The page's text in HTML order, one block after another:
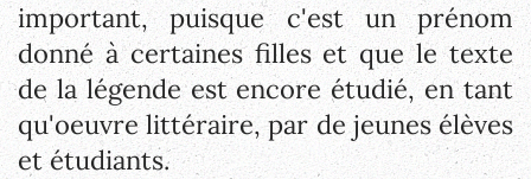
important, puisque c'est un prénom
donné à certaines filles et que le texte
de la légende est encore étudié, en tant
qu'oeuvre littéraire, par de jeunes élèves
et étudiants.